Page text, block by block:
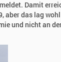
Damit
aber das lag
und nicht an